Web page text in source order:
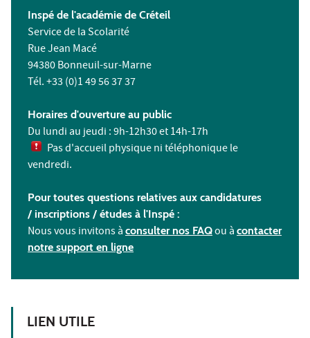
Inspé de l'académie de Créteil
Service de la Scolarité
Rue Jean Macé
94380 Bonneuil-sur-Marne
Tél. +33 (0)1 49 56 37 37
Horaires d'ouverture au public
Du lundi au jeudi : 9h-12h30 et 14h-17h
Pas d'accueil physique ni téléphonique le
vendredi.
Pour toutes questions relatives aux candidatures
/ inscriptions / études à l'Inspé :
Nous vous invitons à consulter nos FAQou à contacter
notre support en ligne
LIEN UTILE